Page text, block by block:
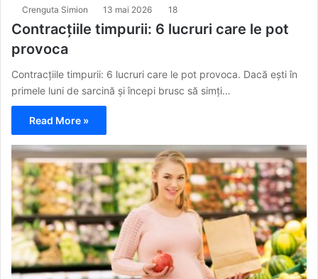
Crenguta Simion 13 mai 2026 18
Contracțiile timpurii: 6 lucruri care le pot
provoca
Contracțiile timpurii: 6 lucruri care le pot provoca. Dacă ești în
primele luni de sarcină și începi brusc să simți…
Read More »